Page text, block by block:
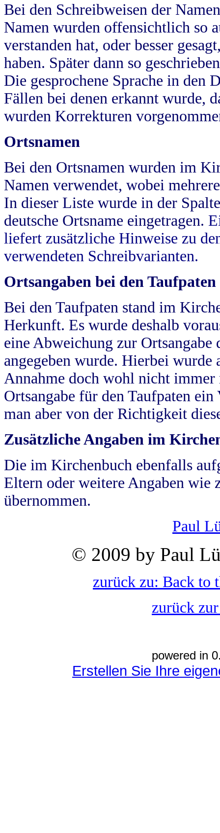
Bei den Schreibweisen der
Namen wurden offensichtlich so
verstanden hat, oder besser
haben. Später dann so
Die gesprochene Sprache in
Fällen bei denen erkannt wurde,
wurden Korrekturen
Ortsnamen
Bei den Ortsnamen wurden im
Namen verwendet, wobei
In dieser Liste wurde in der
deutsche Ortsname eingetragen.
liefert zusätzliche Hinweise zu
verwendeten Schreibvarianten.
Ortsangaben bei den Taufpaten
Bei den Taufpaten stand im
Herkunft. Es wurde deshalb
eine Abweichung zur
angegeben wurde. Hierbei wurde
Annahme doch wohl nicht
Ortsangabe für den Taufpaten
man aber von der Richtigkeit
Zusätzliche Angaben im
Die im Kirchenbuch ebenfalls
Eltern oder weitere Angaben wie
übernommen.
Paul
© 2009 by Paul
zurück zu: Back to
zurück
powered in
Erstellen Sie Ihre